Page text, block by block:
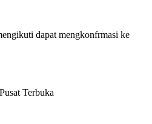
dapat mengkonfrmasi ke
Terbuka